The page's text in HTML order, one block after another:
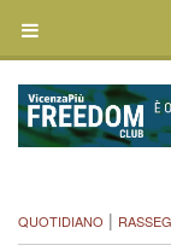
QUOTIDIANO |